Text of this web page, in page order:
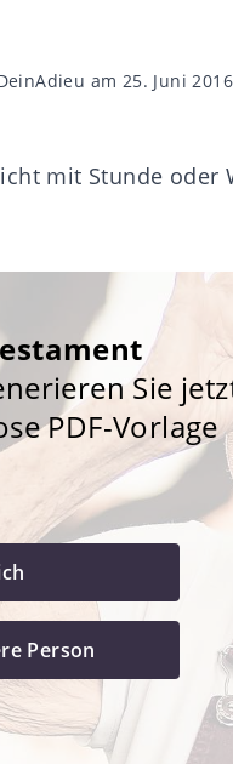
am 25. Juni 2016
mit Stunde oder
Sie
PDF-Vorlage
Person